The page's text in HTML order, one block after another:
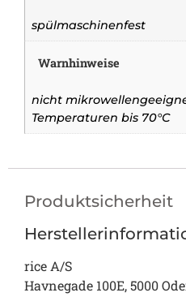
spülmaschinenfest
Warnhinweise
nicht
Temperaturen bis 70°C
Produktsicherheit
rice A/S
Havnegade 100E, 5000